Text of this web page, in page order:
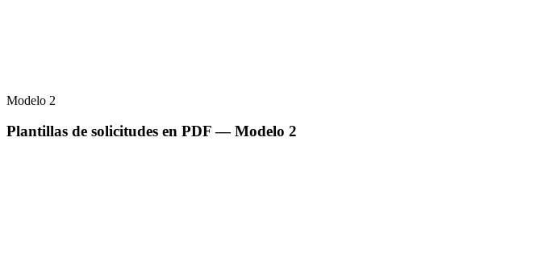
Modelo 2
Plantillas de solicitudes en PDF— Modelo 2